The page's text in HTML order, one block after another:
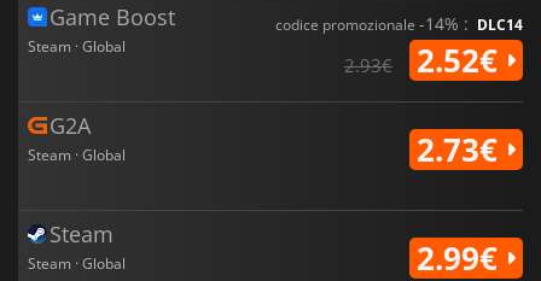
Game Boost
Steam · Global
codice promozionale -14% : DLC14
2.93€ 2.52€
G2A
Steam · Global 2.73€
Steam
Steam · Global 2.99€